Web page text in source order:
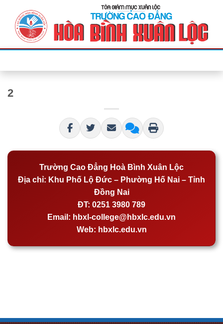
2
Trường Cao Đẳng Hoà Bình Xuân Lộc
Địa chỉ: Khu Phố Lộ Đức – Phường Hố Nai – Tỉnh
Đồng Nai
ĐT: 0251 3980 789
Email: hbxl-college@hbxlc.edu.vn
Web: hbxlc.edu.vn